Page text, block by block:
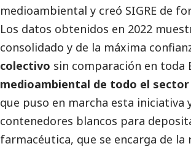
medioambiental y creó SIGRE de
Los datos obtenidos en 2022
consolidado y de la máxima
colectivo sin comparación en toda
medioambiental de todo el
que puso en marcha esta iniciativa
contenedores blancos para
farmacéutica, que se encarga de